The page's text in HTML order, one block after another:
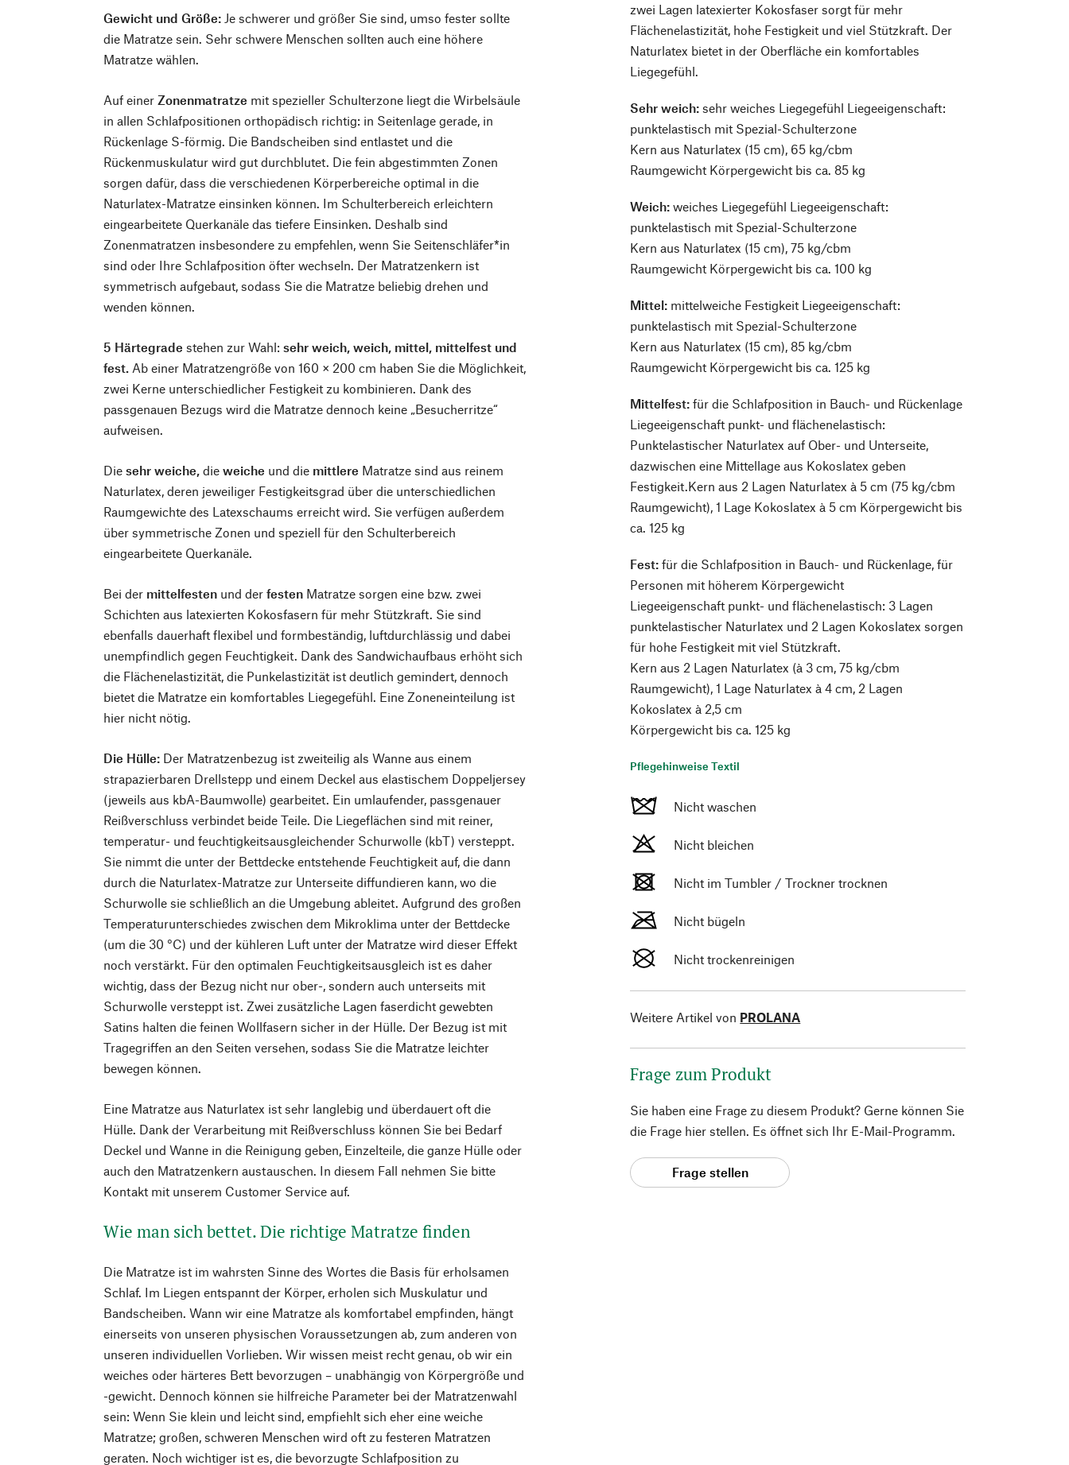
Gewicht und Größe: Je schwerer und größer Sie sind, umso fester sollte
die Matratze sein. Sehr schwere Menschen sollten auch eine höhere
Matratze wählen.
Auf einerZonenmatratze mit spezieller Schulterzone liegt die Wirbelsäule
in allen Schlafpositionen orthopädisch richtig: in Seitenlage gerade, in
Rückenlage S-förmig. Die Bandscheiben sind entlastet und die
Rückenmuskulatur wird gut durchblutet. Die fein abgestimmten Zonen
sorgen dafür, dass die verschiedenen Körperbereiche optimal in die
Naturlatex-Matratze einsinken können. Im Schulterbereich erleichtern
eingearbeitete Querkanäle das tiefere Einsinken. Deshalb sind
Zonenmatratzen insbesondere zu empfehlen, wenn Sie Seitenschläfer*in
sind oder Ihre Schlafposition öfter wechseln. Der Matratzenkern ist
symmetrisch aufgebaut, sodass Sie die Matratze beliebig drehen und
wenden können.
5 Härtegrade stehen zur Wahl:sehr weich, weich, mittel, mittelfest und
fest. Ab einer Matratzengröße von 160 × 200 cm haben Sie die Möglichkeit,
zwei Kerne unterschiedlicher Festigkeit zu kombinieren. Dank des
passgenauen Bezugs wird die Matratze dennoch keine „Besucherritze“
aufweisen.
Diesehr weiche,dieweiche und die mittlere Matratze sind aus reinem
Naturlatex, deren jeweiliger Festigkeitsgrad über die unterschiedlichen
Raumgewichte des Latexschaums erreicht wird. Sie verfügen außerdem
über symmetrische Zonen und speziell für den Schulterbereich
eingearbeitete Querkanäle.
Bei der mittelfesten und derfesten Matratze sorgen eine bzw. zwei
Schichten aus latexierten Kokosfasern für mehr Stützkraft. Sie sind
ebenfalls dauerhaft flexibel und formbeständig, luftdurchlässig und dabei
unempfindlich gegen Feuchtigkeit. Dank des Sandwichaufbaus erhöht sich
die Flächenelastizität, die Punkelastizität ist deutlich gemindert, dennoch
bietet die Matratze ein komfortables Liegegefühl. Eine Zoneneinteilung ist
hier nicht nötig.
Die Hülle: Der Matratzenbezug ist zweiteilig als Wanne aus einem
strapazierbaren Drellstepp und einem Deckel aus elastischem Doppeljersey
(jeweils aus kbA-Baumwolle) gearbeitet. Ein umlaufender, passgenauer
Reißverschluss verbindet beide Teile. Die Liegeflächen sind mit reiner,
temperatur- und feuchtigkeitsausgleichender Schurwolle (kbT) versteppt.
Sie nimmt die unter der Bettdecke entstehende Feuchtigkeit auf, die dann
durch die Naturlatex-Matratze zur Unterseite diffundieren kann, wo die
Schurwolle sie schließlich an die Umgebung ableitet. Aufgrund des großen
Temperaturunterschiedes zwischen dem Mikroklima unter der Bettdecke
(um die 30 °C) und der kühleren Luft unter der Matratze wird dieser Effekt
noch verstärkt. Für den optimalen Feuchtigkeitsausgleich ist es daher
wichtig, dass der Bezug nicht nur ober-, sondern auch unterseits mit
Schurwolle versteppt ist. Zwei zusätzliche Lagen faserdicht gewebten
Satins halten die feinen Wollfasern sicher in der Hülle. Der Bezug ist mit
Tragegriffen an den Seiten versehen, sodass Sie die Matratze leichter
bewegen können.
Eine Matratze aus Naturlatex ist sehr langlebig und überdauert oft die
Hülle. Dank der Verarbeitung mit Reißverschluss können Sie bei Bedarf
Deckel und Wanne in die Reinigung geben, Einzelteile, die ganze Hülle oder
auch den Matratzenkern austauschen. In diesem Fall nehmen Sie bitte
Kontakt mit unserem Customer Service auf.
Wie man sich bettet. Die richtige Matratze finden
Die Matratze ist im wahrsten Sinne des Wortes die Basis für erholsamen
Schlaf. Im Liegen entspannt der Körper, erholen sich Muskulatur und
Bandscheiben. Wann wir eine Matratze als komfortabel empfinden, hängt
einerseits von unseren physischen Voraussetzungen ab, zum anderen von
unseren individuellen Vorlieben. Wir wissen meist recht genau, ob wir ein
weiches oder härteres Bett bevorzugen – unabhängig von Körpergröße und
-gewicht. Dennoch können sie hilfreiche Parameter bei der Matratzenwahl
sein: Wenn Sie klein und leicht sind, empfiehlt sich eher eine weiche
Matratze; großen, schweren Menschen wird oft zu festeren Matratzen
geraten. Noch wichtiger ist es, die bevorzugte Schlafposition zu
zwei Lagen latexierter Kokosfaser sorgt für mehr
Flächenelastizität, hohe Festigkeit und viel Stützkraft. Der
Naturlatex bietet in der Oberfläche ein komfortables
Liegegefühl.
Sehr weich: sehr weiches Liegegefühl Liegeeigenschaft:
punktelastisch mit Spezial-Schulterzone
Kern aus Naturlatex (15 cm), 65 kg/cbm
Raumgewicht Körpergewicht bis ca. 85 kg
Weich:weiches Liegegefühl Liegeeigenschaft:
punktelastisch mit Spezial-Schulterzone
Kern aus Naturlatex (15 cm), 75 kg/cbm
Raumgewicht Körpergewicht bis ca. 100 kg
Mittel: mittelweiche Festigkeit Liegeeigenschaft:
punktelastisch mit Spezial-Schulterzone
Kern aus Naturlatex (15 cm), 85 kg/cbm
Raumgewicht Körpergewicht bis ca. 125 kg
Mittelfest:für die Schlafposition in Bauch- und Rückenlage
Liegeeigenschaft punkt- und flächenelastisch:
Punktelastischer Naturlatex auf Ober- und Unterseite,
dazwischen eine Mittellage aus Kokoslatex geben
Festigkeit.Kern aus 2 Lagen Naturlatex à 5 cm (75 kg/cbm
Raumgewicht), 1 Lage Kokoslatex à 5 cm Körpergewicht bis
ca. 125 kg
Fest:für die Schlafposition in Bauch- und Rückenlage, für
Personen mit höherem Körpergewicht
Liegeeigenschaft punkt- und flächenelastisch: 3 Lagen
punktelastischer Naturlatex und 2 Lagen Kokoslatex sorgen
für hohe Festigkeit mit viel Stützkraft.
Kern aus 2 Lagen Naturlatex (à 3 cm, 75 kg/cbm
Raumgewicht), 1 Lage Naturlatex à 4 cm, 2 Lagen
Kokoslatex à 2,5 cm
Körpergewicht bis ca. 125 kg
Pflegehinweise Textil
Nicht waschen
Nicht bleichen
Nicht im Tumbler / Trockner trocknen
Nicht bügeln
Nicht trockenreinigen
Weitere Artikel von PROLANA
Frage zum Produkt
Sie haben eine Frage zu diesem Produkt? Gerne können Sie
die Frage hier stellen. Es öffnet sich Ihr E-Mail-Programm.
Frage stellen